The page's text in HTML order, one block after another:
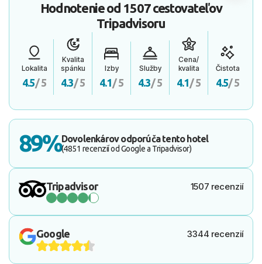
Hodnotenie od 1507 cestovateľov
Tripadvisoru
Lokalita
4.5/ 5
Kvalita
spánku
4.3/ 5
Izby
4.1/ 5
Služby
4.3/ 5
Cena/
kvalita
4.1/ 5
Čistota
4.5/ 5
89%Dovolenkárov odporúča tento hotel
(4851 recenzií od Google a Tripadvisor)
Tripadvisor 1507 recenzií
Google 3344 recenzií